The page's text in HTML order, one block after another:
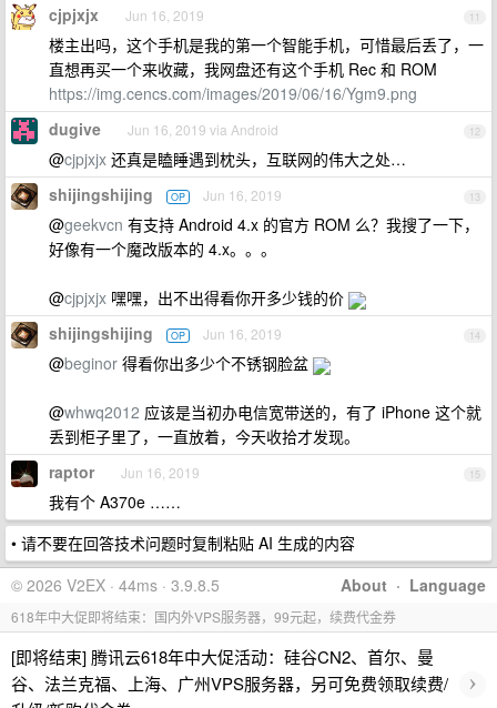
11
cjpjxjx Jun 16, 2019
楼主出吗，这个手机是我的第一个智能手机，可惜最后丢了，一
直想再买一个来收藏，我网盘还有这个手机 Rec 和 ROM
https://img.cencs.com/images/2019/06/16/Ygm9.png
12
dugive Jun 16, 2019 via Android
@cjpjxjx 还真是瞌睡遇到枕头，互联网的伟大之处…
13
shijingshijing OP Jun 16, 2019
@geekvcn 有支持 Android 4.x 的官方 ROM 么？我搜了一下，
好像有一个魔改版本的 4.x。。。
@cjpjxjx 嘿嘿，出不出得看你开多少钱的价
14
shijingshijing OP Jun 16, 2019
@beginor 得看你出多少个不锈钢脸盆
@whwq2012 应该是当初办电信宽带送的，有了 iPhone 这个就
丢到柜子里了，一直放着，今天收拾才发现。
15
raptor Jun 16, 2019
我有个 A370e ……
• 请不要在回答技术问题时复制粘贴 AI 生成的内容
About · Language
© 2026 V2EX · 44ms · 3.9.8.5
618年中大促即将结束：国内外VPS服务器，99元起，续费代金券
[即将结束] 腾讯云618年中大促活动：硅谷CN2、首尔、曼
谷、法兰克福、上海、广州VPS服务器，另可免费领取续费/
›